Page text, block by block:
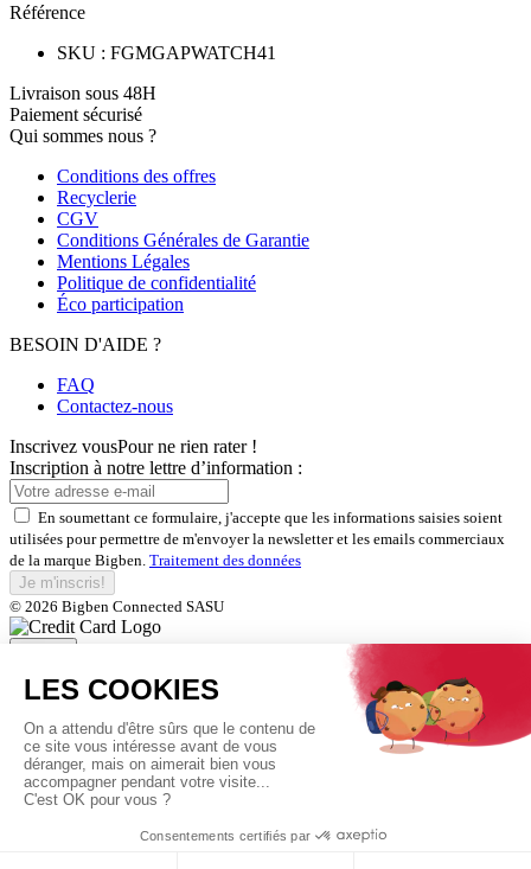
Référence
SKU : FGMGAPWATCH41
Livraison sous 48H
Paiement sécurisé
Qui sommes nous ?
Conditions des offres
Recyclerie
CGV
Conditions Générales de Garantie
Mentions Légales
Politique de confidentialité
Éco participation
BESOIN D'AIDE ?
FAQ
Contactez-nous
Inscrivez vousPour ne rien rater !
Inscription à notre lettre d’information :
En soumettant ce formulaire, j'accepte que les informations saisies soient
utilisées pour permettre de m'envoyer la newsletter et les emails commerciaux
de la marque Bigben. Traitement des données
Je m'inscris!
© 2026 Bigben Connected SASU
Fermer
Inscrivez-vous et bénéficiez de
nos offres exclusives
En soumettant ce formulaire, j'accepte que les informations saisies soient
utilisées pour permettre de m'envoyer la newsletter et les emails commerciaux